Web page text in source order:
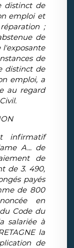
distinct de
emploi et
;
de
de
distinct de
emploi, a
au regard
infirmatif
A... de
de
de 3. 490,
payés
de 800
en
Code du
salariée à
la
de